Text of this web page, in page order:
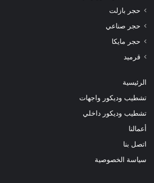
ي
ا
و
ا
ا
ج
ت
و
ل
حجر بازلت
حجر صناعي
حجر مايكا
قرميد
الرئيسية
تشطيب وديكور واجهات
تشطيب وديكور داخلي
أعمالنا
اتصل بنا
سياسة الخصوصية